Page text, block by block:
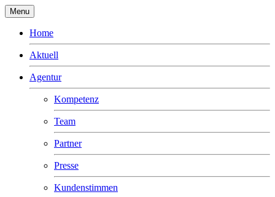
Menu
Home
Aktuell
Agentur
Kompetenz
Team
Partner
Presse
Kundenstimmen